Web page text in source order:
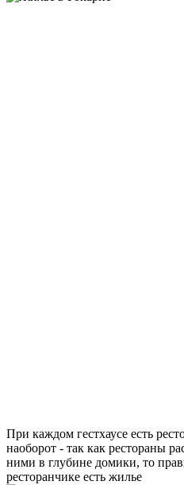
При каждом гестхаусе есть
наоборот - так как рестораны
ними в глубине домики, то
ресторанчике есть жилье